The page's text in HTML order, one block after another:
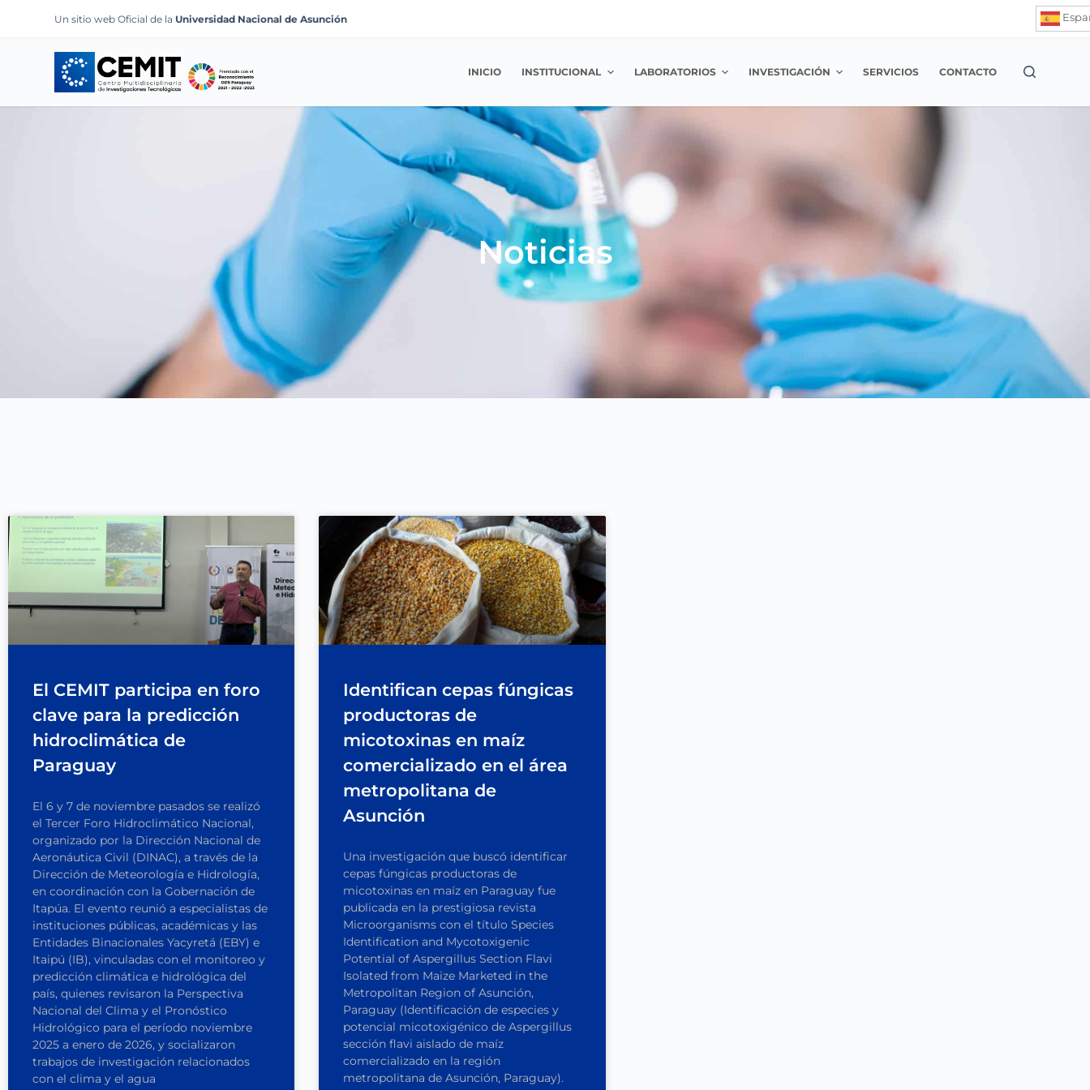
t
Un sitio web Oficial de la Universidad Nacional de Asunción
INICIO INSTITUCIONAL LABORATORIOS INVESTIGACIÓN SERVICIOS CONTACTO
Noticias
El CEMIT participa en foro
clave para la predicción
hidroclimática de
Paraguay
El 6 y 7 de noviembre pasados se realizó
el Tercer Foro Hidroclimático Nacional,
organizado por la Dirección Nacional de
Aeronáutica Civil (DINAC), a través de la
Dirección de Meteorología e Hidrología,
en coordinación con la Gobernación de
Itapúa. El evento reunió a especialistas de
instituciones públicas, académicas y las
Entidades Binacionales Yacyretá (EBY) e
Itaipú (IB), vinculadas con el monitoreo y
predicción climática e hidrológica del
país, quienes revisaron la Perspectiva
Nacional del Clima y el Pronóstico
Hidrológico para el período noviembre
2025 a enero de 2026, y socializaron
trabajos de investigación relacionados
con el clima y el agua
Identifican cepas fúngicas
productoras de
micotoxinas en maíz
comercializado en el área
metropolitana de
Asunción
Una investigación que buscó identificar
cepas fúngicas productoras de
micotoxinas en maíz en Paraguay fue
publicada en la prestigiosa revista
Microorganisms con el título Species
Identification and Mycotoxigenic
Potential of Aspergillus Section Flavi
Isolated from Maize Marketed in the
Metropolitan Region of Asunción,
Paraguay (Identificación de especies y
potencial micotoxigénico de Aspergillus
sección flavi aislado de maíz
comercializado en la región
metropolitana de Asunción, Paraguay).